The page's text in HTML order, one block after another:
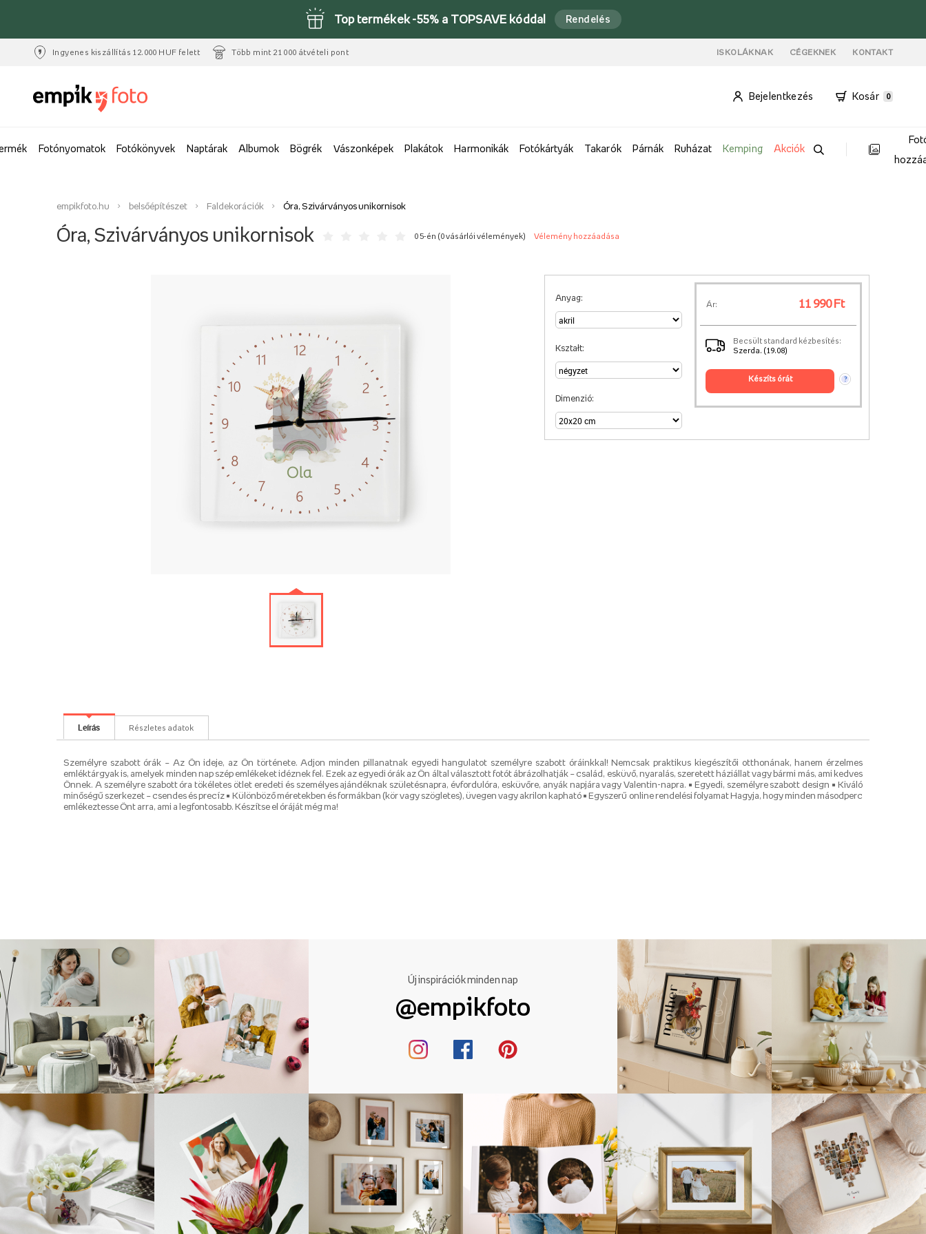
Top termékek -55% a TOPSAVE kóddal Rendelés
Ingyenes kiszállítás 12.000 HUF felett Több mint 21 000 átvételi pont ISKOLÁKNAK CÉGEKNEK KONTAKT
Bejelentkezés Kosár 0
Fotónyomatok Fotókönyvek Naptárak Albumok Bögrék Vászonképek Plakátok Harmonikák Fotókártyák Takarók Párnák Ruházat Kemping Akciók
empikfoto.hu belsőépítészet Faldekorációk Óra, Szivárványos unikornisok
Óra, Szivárványos unikornisok 0 5-én (0 vásárlói vélemények) Vélemény hozzáadása
Anyag:
Kształt:
Dimenzió:
Ár: 11 990 Ft
Becsült standard kézbesítés:
Szerda. (19.08)
készíts órát ?
Leírás Részletes adatok
Személyre szabott órák – Az Ön ideje, az Ön története. Adjon minden pillanatnak egyedi hangulatot személyre szabott óráinkkal! Nemcsak praktikus kiegészítői otthonának, hanem érzelmes
emléktárgyak is, amelyek minden nap szép emlékeket idéznek fel. Ezek az egyedi órák az Ön által választott fotót ábrázolhatják – család, esküvő, nyaralás, szeretett háziállat vagy bármi más, ami kedves
Önnek. A személyre szabott óra tökéletes ötlet eredeti és személyes ajándéknak születésnapra, évfordulóra, esküvőre, anyák napjára vagy Valentin-napra. • Egyedi, személyre szabott design • Kiváló
minőségű szerkezet – csendes és precíz • Különböző méretekben és formákban (kör vagy szögletes), üvegen vagy akrilon kapható • Egyszerű online rendelési folyamat Hagyja, hogy minden másodperc
emlékeztesse Önt arra, ami a legfontosabb. Készítse el óráját még ma!
Új inspirációk minden nap
@empikfoto